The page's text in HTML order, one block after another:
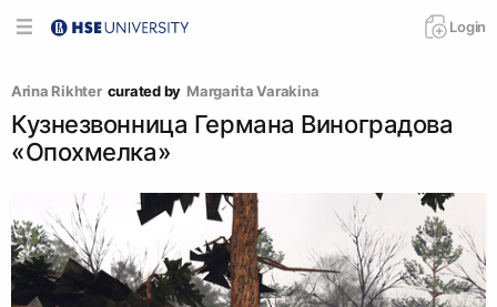
Login
Arina Rikhter curated by Margarita Varakina
Кузнезвонница Германа Виноградова
«Опохмелка»